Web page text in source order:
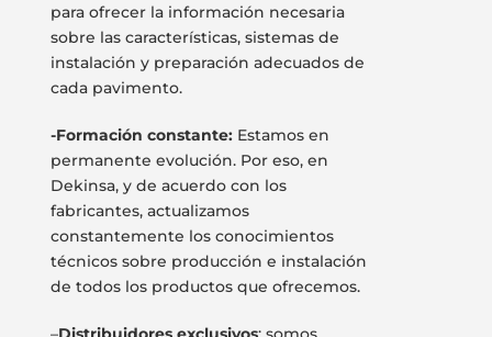
para ofrecer la información necesaria
sobre las características, sistemas de
instalación y preparación adecuados de
cada pavimento.
-Formación constante:Estamos en
permanente evolución. Por eso, en
Dekinsa, y de acuerdo con los
fabricantes, actualizamos
constantemente los conocimientos
técnicos sobre producción e instalación
de todos los productos que ofrecemos.